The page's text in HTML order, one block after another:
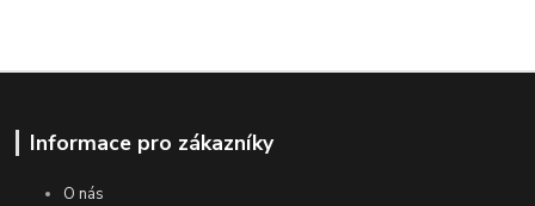
Informace pro zákazníky
O nás